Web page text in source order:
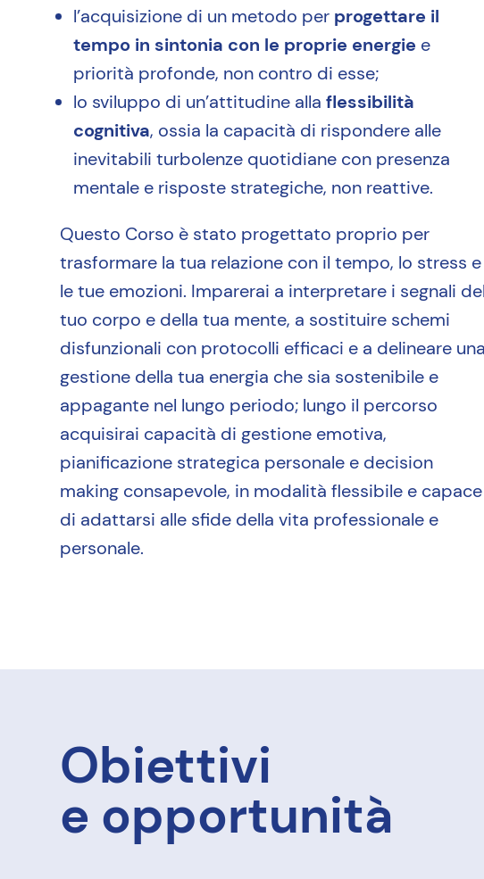
l’acquisizione di un metodo per progettare il
tempo in sintonia con le proprie energie e
priorità profonde, non contro di esse;
lo sviluppo di un’attitudine alla flessibilità
cognitiva, ossia la capacità di rispondere alle
inevitabili turbolenze quotidiane con presenza
mentale e risposte strategiche, non reattive.
Questo Corso è stato progettato proprio per
trasformare la tua relazione con il tempo, lo stress e
le tue emozioni. Imparerai a interpretare i segnali del
tuo corpo e della tua mente, a sostituire schemi
disfunzionali con protocolli efficaci e a delineare una
gestione della tua energia che sia sostenibile e
appagante nel lungo periodo; lungo il percorso
acquisirai capacità di gestione emotiva,
pianificazione strategica personale e decision
making consapevole, in modalità flessibile e capace
di adattarsi alle sfide della vita professionale e
personale.
Obiettivi
e opportunità